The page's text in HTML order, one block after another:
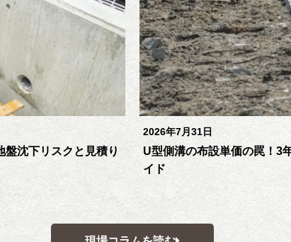
沈下リスクと見積り
2026年7月31日
U型側溝の布設単価の罠！3
イド